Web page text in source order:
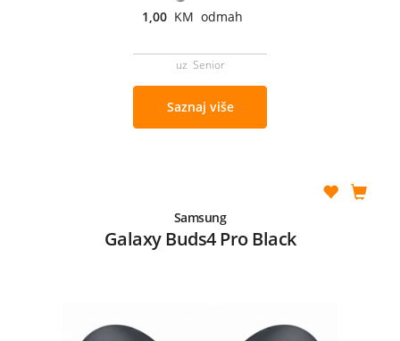
1,00 KM odmah
uz Senior
Saznaj više
Samsung
Galaxy Buds4 Pro Black